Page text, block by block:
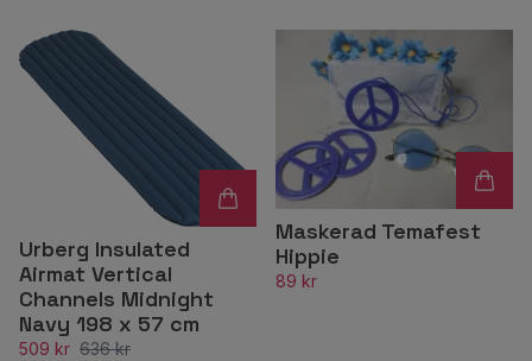
Urberg Insulated
Airmat Vertical
Channels Midnight
Navy 198 x 57 cm
509 kr 636 kr
Maskerad Temafest
Hippie
89 kr